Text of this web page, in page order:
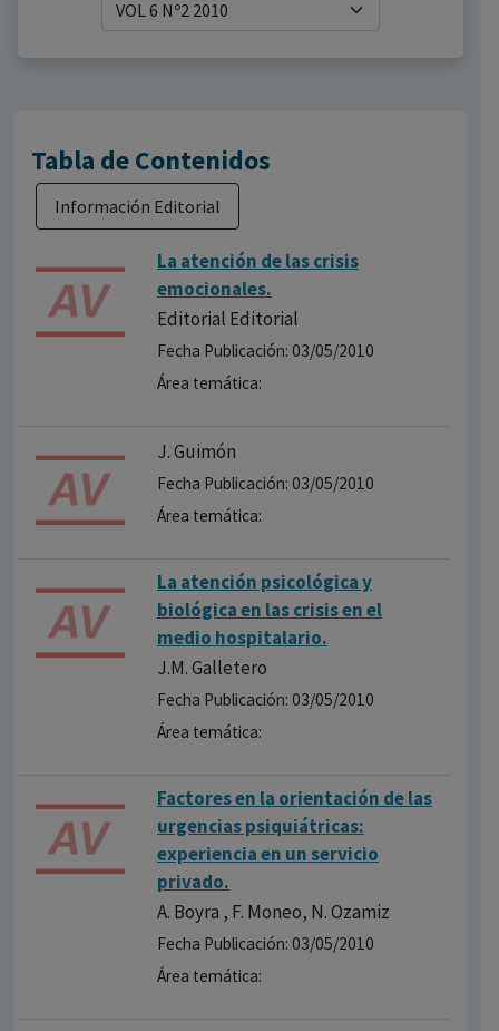
Tabla de Contenidos
Información Editorial
La atención de las crisis
emocionales.
Editorial Editorial
Fecha Publicación: 03/05/2010
Área temática:
J. Guimón
Fecha Publicación: 03/05/2010
Área temática:
La atención psicológica y
biológica en las crisis en el
medio hospitalario.
J.M. Galletero
Fecha Publicación: 03/05/2010
Área temática:
Factores en la orientación de las
urgencias psiquiátricas:
experiencia en un servicio
privado.
A. Boyra , F. Moneo, N. Ozamiz
Fecha Publicación: 03/05/2010
Área temática: